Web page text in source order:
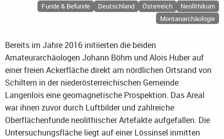
Funde & Befunde Deutschland Österreich
Neolithikum
Montanarchäologie
Bereits im Jahre 2016 initiierten die beiden
Amateurarchäologen Johann Böhm und Alois Huber auf
einer freien Ackerfläche direkt am nördlichen Ortsrand von
Schiltern in der niederösterreichischen Gemeinde
Langenlois eine geomagnetische Prospektion. Das Areal
war ihnen zuvor durch Luftbilder und zahlreiche
Oberflächenfunde neolithischer Artefakte aufgefallen. Die
Untersuchungsfläche liegt auf einer Lössinsel inmitten